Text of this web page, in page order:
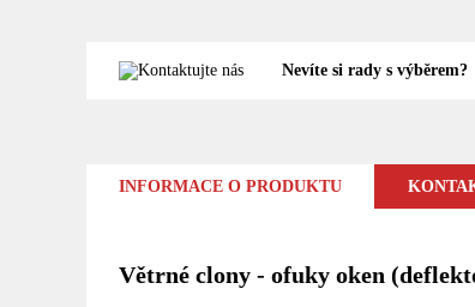
Nevíte si rady s výběrem?
INFORMACE O PRODUKTU
Větrné clony - ofuky oken